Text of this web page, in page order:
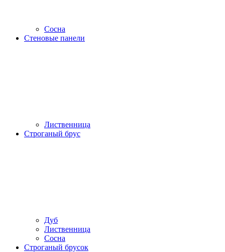
Сосна
Стеновые панели
Лиственница
Строганый брус
Дуб
Лиственница
Сосна
Строганый брусок